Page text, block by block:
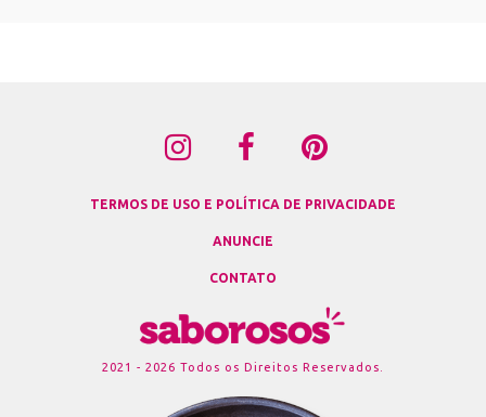
TERMOS DE USO E POLÍTICA DE PRIVACIDADE
ANUNCIE
CONTATO
2021 - 2026 Todos os Direitos Reservados.